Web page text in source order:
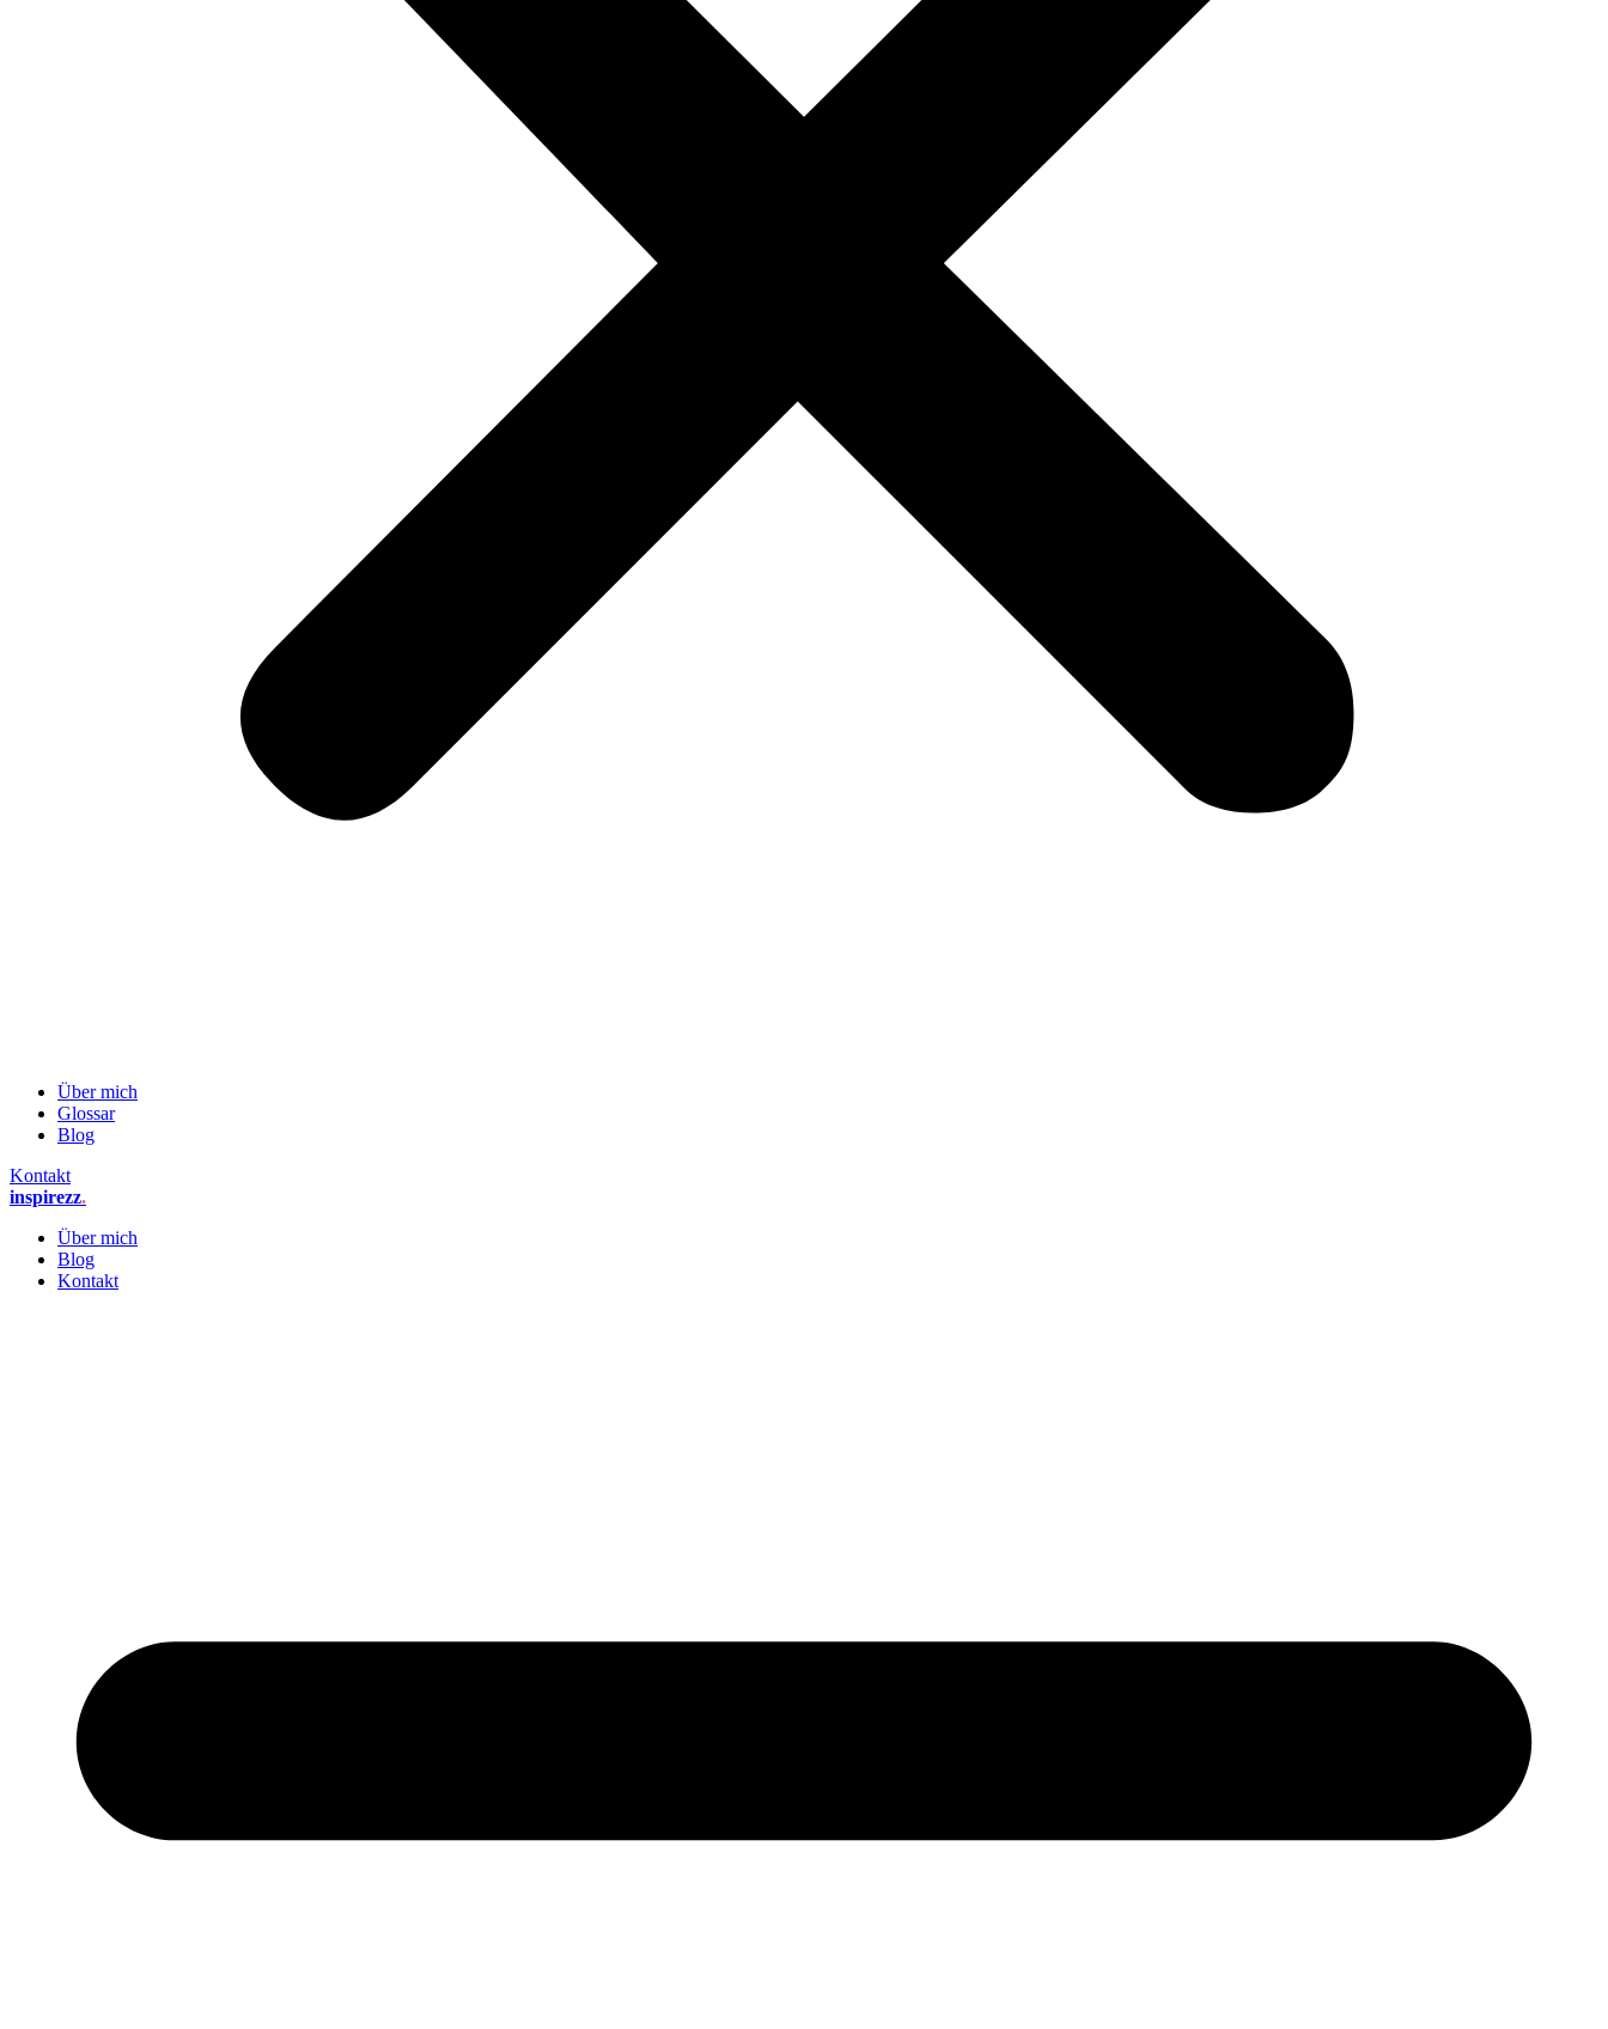
Über mich
Glossar
Blog
Kontakt
inspirezz.
Über mich
Blog
Kontakt